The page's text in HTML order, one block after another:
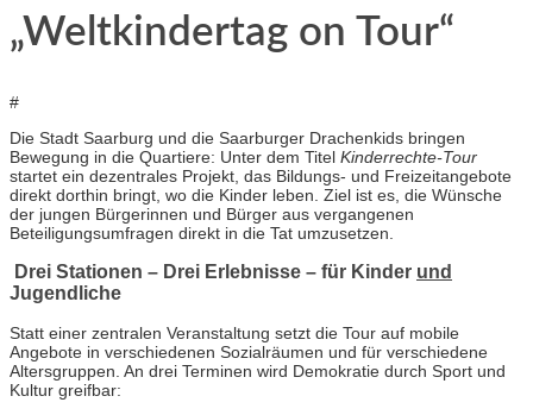
„Weltkindertag on Tour“
#
Die Stadt Saarburg und die Saarburger Drachenkids bringen
Bewegung in die Quartiere: Unter dem Titel Kinderrechte-Tour
startet ein dezentrales Projekt, das Bildungs- und Freizeitangebote
direkt dorthin bringt, wo die Kinder leben. Ziel ist es, die Wünsche
der jungen Bürgerinnen und Bürger aus vergangenen
Beteiligungsumfragen direkt in die Tat umzusetzen.
Drei Stationen – Drei Erlebnisse – für Kinder und
Jugendliche
Statt einer zentralen Veranstaltung setzt die Tour auf mobile
Angebote in verschiedenen Sozialräumen und für verschiedene
Altersgruppen. An drei Terminen wird Demokratie durch Sport und
Kultur greifbar: